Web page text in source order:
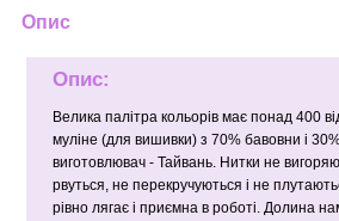
Опис
Опис:
Велика палітра кольорів має понад 400
муліне (для вишивки) з 70% бавовни і
виготовлювач - Тайвань. Нитки не
рвуться, не перекручуються і не
рівно лягає і приємна в роботі. Долина